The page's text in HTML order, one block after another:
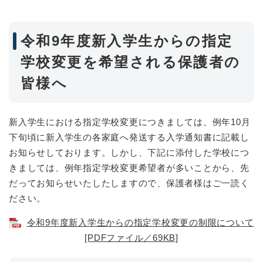
令和9年度新入学生からの指定
学校変更を希望される保護者の
皆様へ
新入学生における指定学校変更につきましては、例年10月
下旬頃に新入学生の各家庭へ発送する入学通知書に記載し
お知らせしております。しかし、下記に添付した学校につ
きましては、例年指定学校変更希望者が多いことから、先
だってお知らせいたしたしますので、保護者様はご一読く
ださい。
令和9年度新入学生からの指定学校変更の制限について
[PDFファイル／69KB]